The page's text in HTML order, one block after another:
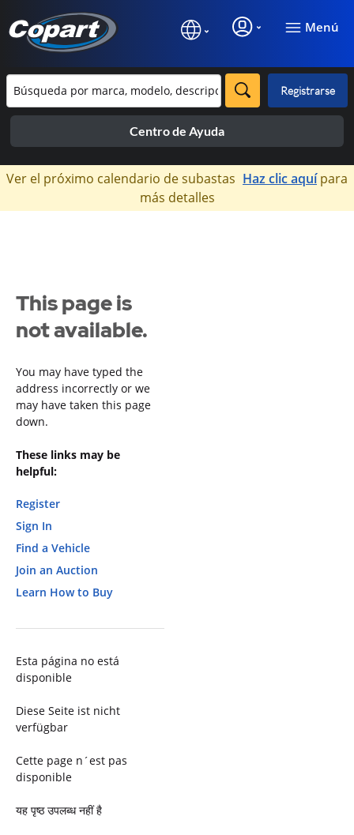
Menú
Registrarse
Centro de Ayuda
×
Ver el próximo calendario de subastas Haz clic aquípara
más detalles
This page is
not available.
You may have typed the
address incorrectly or we
may have taken this page
down.
These links may be
helpful:
Register
Sign In
Find a Vehicle
Join an Auction
Learn How to Buy
Esta página no está
disponible
Diese Seite ist nicht
verfügbar
Cette page n´est pas
disponible
यह पृष्ठ उपलब्ध नहीं है